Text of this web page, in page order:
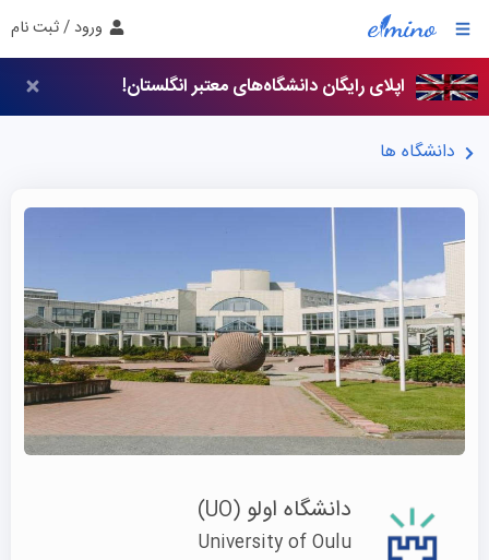
ورود / ثبت نام
اپلای رایگان دانشگاه‌های معتبر انگلستان!
دانشگاه ها
دانشگاه اولو (UO)
University of Oulu